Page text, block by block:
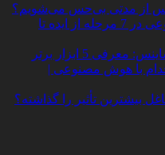
پس از مدتی بی‌حس می‌شویم؟
ساخت چت‌ بات با هوش مصنوعی در 7 مرحله از ایده تا
5 ابزار برتر
با هوش مصنوعی |
تأثیر را گذاشته؟